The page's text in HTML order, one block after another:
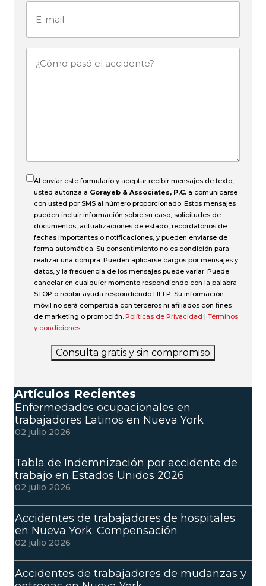
¿Cómo
Al enviar este formulario y aceptar recibir mensajes de texto,
usted autoriza a Gorayeb & Associates, P.C. a comunicarse
con usted por SMS al número proporcionado. Estos mensajes
pueden incluir información sobre su caso, solicitudes de
documentos, actualizaciones de estado, recordatorios de
fechas importantes o notificaciones, y pueden enviarse de
forma automática. Su consentimiento no es condición para
realizar una compra. Pueden aplicarse cargos por mensajes y
datos, y la frecuencia de los mensajes puede variar. Puede
cancelar en cualquier momento respondiendo con la palabra
STOP o recibir ayuda respondiendo HELP. Su información
móvil no será compartida con terceros ni afiliados con fines
de marketing o promoción. Políticas de Privacidad | Términos
y condiciones
Consulta gratis y sin compromiso
Artículos Recientes
Enfermedades ocupacionales en
trabajadores Latinos en Nueva York
02 julio 2026
Tabla de Indemnización por accidente de
trabajo en Estados Unidos 2026
02 julio 2026
Accidentes de trabajadores de hospitales
en Nueva York: Compensación
02 julio 2026
Accidentes de trabajadores de mudanzas y